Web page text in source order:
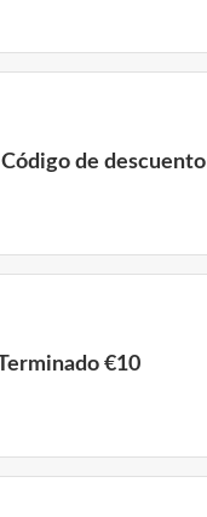
de descuento
€10